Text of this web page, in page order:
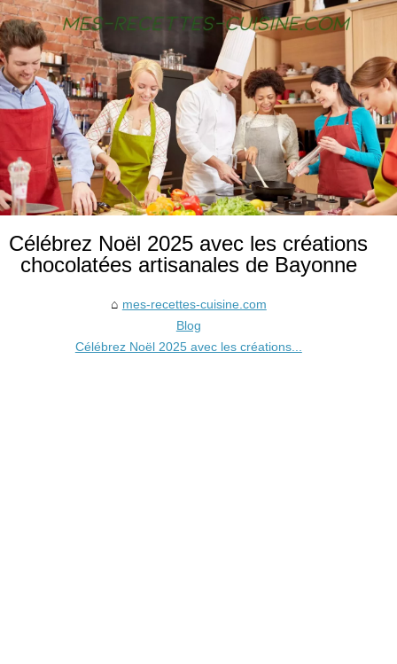
Célébrez Noël 2025 avec les créations
chocolatées artisanales de Bayonne
mes-recettes-cuisine.com
Blog
Célébrez Noël 2025 avec les créations...